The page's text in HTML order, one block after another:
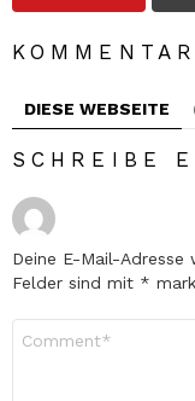
DIESE WEBSEITE
SCHREIBE
Deine E-Mail-
Felder sind mit *